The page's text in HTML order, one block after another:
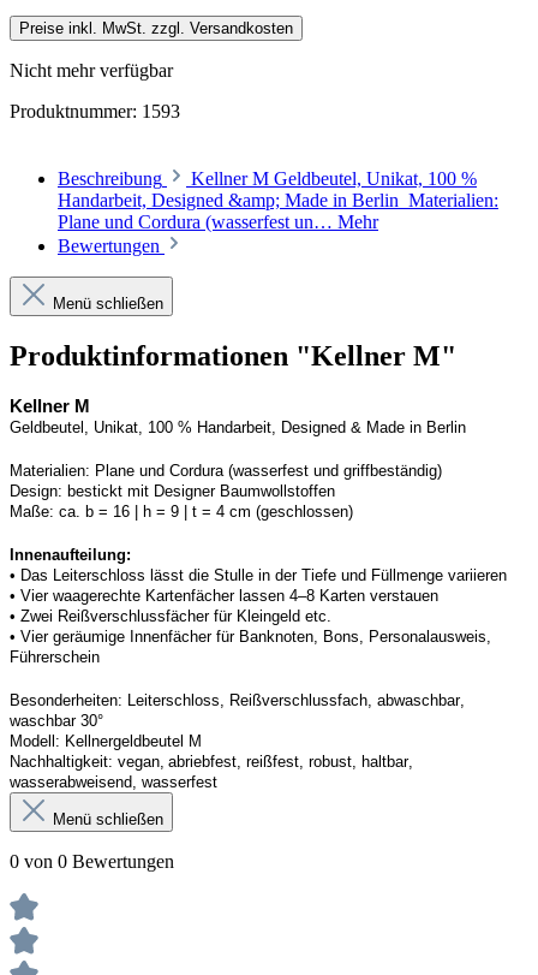
Preise inkl. MwSt. zzgl. Versandkosten
Nicht mehr verfügbar
Produktnummer: 1593
Beschreibung
Kellner M Geldbeutel, Unikat, 100 %
Handarbeit, Designed &amp; Made in Berlin Materialien:
Plane und Cordura (wasserfest un… Mehr
Bewertungen
Menü schließen
Produktinformationen "Kellner M"
Kellner M
Geldbeutel, Unikat, 100 % Handarbeit, Designed & Made in Berlin
Materialien: Plane und Cordura (wasserfest und griffbeständig)
Design: bestickt mit Designer Baumwollstoffen
Maße: ca. b = 16 | h = 9 | t = 4 cm (geschlossen)
Innenaufteilung:
• Das Leiterschloss lässt die Stulle in der Tiefe und Füllmenge variieren
• Vier waagerechte Kartenfächer lassen 4–8 Karten verstauen
• Zwei Reißverschlussfächer für Kleingeld etc.
• Vier geräumige Innenfächer für Banknoten, Bons, Personalausweis,
Führerschein
Besonderheiten: Leiterschloss, Reißverschlussfach, abwaschbar,
waschbar 30°
Modell: Kellnergeldbeutel M
Nachhaltigkeit: vegan, abriebfest, reißfest, robust haltbar,
wasserabweisend, wasserfest
Menü schließen
0 von 0 Bewertungen